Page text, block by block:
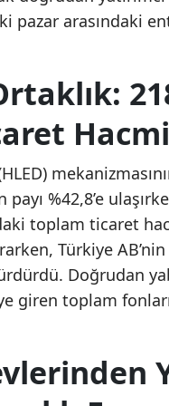
pazar arasındaki
Hacmi
payı %42,8’e
toplam ticaret
Türkiye
Doğrudan
giren toplam